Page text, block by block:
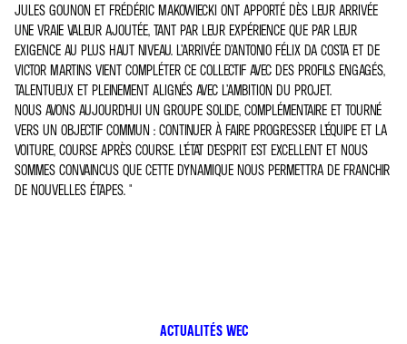
JULES GOUNON ET FRÉDÉRIC MAKOWIECKI ONT APPORTÉ DÈS LEUR ARRIVÉE
UNE VRAIE VALEUR AJOUTÉE, TANT PAR LEUR EXPÉRIENCE QUE PAR LEUR
EXIGENCE AU PLUS HAUT NIVEAU. L’ARRIVÉE D’ANTONIO FÉLIX DA COSTA ET DE
VICTOR MARTINS VIENT COMPLÉTER CE COLLECTIF AVEC DES PROFILS ENGAGÉS,
TALENTUEUX ET PLEINEMENT ALIGNÉS AVEC L’AMBITION DU PROJET.
NOUS AVONS AUJOURD’HUI UN GROUPE SOLIDE, COMPLÉMENTAIRE ET TOURNÉ
VERS UN OBJECTIF COMMUN : CONTINUER À FAIRE PROGRESSER L’ÉQUIPE ET LA
VOITURE, COURSE APRÈS COURSE. L’ÉTAT D’ESPRIT EST EXCELLENT ET NOUS
SOMMES CONVAINCUS QUE CETTE DYNAMIQUE NOUS PERMETTRA DE FRANCHIR
DE NOUVELLES ÉTAPES. "
ACTUALITÉS WEC